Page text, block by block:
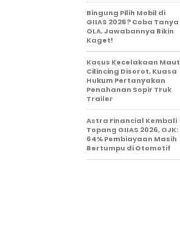
Bingung Pilih Mobil di
GIIAS 2026? Coba Tanya
OLA, Jawabannya Bikin
Kaget!
Kasus Kecelakaan Maut
Cilincing Disorot, Kuasa
Hukum Pertanyakan
Penahanan Sopir Truk
Trailer
Astra Financial Kembali
Topang GIIAS 2026, OJK:
64% Pembiayaan Masih
Bertumpu di Otomotif